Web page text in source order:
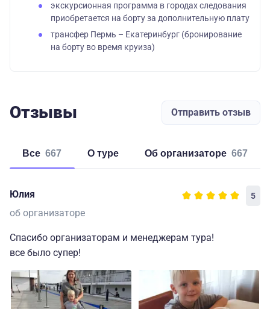
экскурсионная программа в городах следования
приобретается на борту за дополнительную плату
трансфер Пермь – Екатеринбург (бронирование
на борту во время круиза)
Отзывы Отправить отзыв
Все 667 о туре об организаторе 667
Юлия 5
об организаторе
Спасибо организаторам и менеджерам тура!
все было супер!